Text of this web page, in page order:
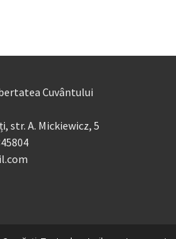
Cuvântului
str. A. Mickiewicz, 5